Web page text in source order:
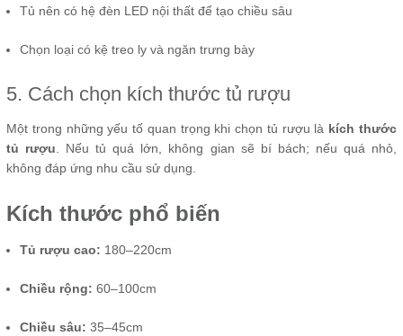
Tủ nên có hệ đèn LED nội thất để tạo chiều sâu
Chọn loại có kệ treo ly và ngăn trưng bày
5. Cách chọn kích thước tủ rượu
Một trong những yếu tố quan trọng khi chọn tủ rượu là kích thước
tủ rượu . Nếu tủ quá lớn, không gian sẽ bí bách; nếu quá nhỏ,
không đáp ứng nhu cầu sử dụng.
Kích thước phổ biến
Tủ rượu cao: 180–220cm
Chiều rộng: 60–100cm
Chiều sâu: 35–45cm